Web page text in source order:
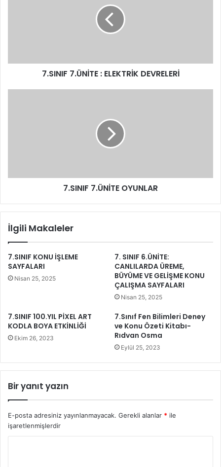
7.SINIF 7.ÜNİTE : ELEKTRİK DEVRELERİ
7.SINIF 7.ÜNİTE OYUNLAR
İlgili Makaleler
7.SINIF KONU İŞLEME
SAYFALARI
Nisan 25, 2025
7. SINIF 6.ÜNİTE:
CANLILARDA ÜREME,
BÜYÜME VE GELİŞME KONU
ÇALIŞMA SAYFALARI
Nisan 25, 2025
7.SINIF 100.YIL PİXEL ART
KODLA BOYA ETKİNLİĞİ
Ekim 26, 2023
7.Sınıf Fen Bilimleri Deney
ve Konu Özeti Kitabı-
Rıdvan Osma
Eylül 25, 2023
Bir yanıt yazın
E-posta adresiniz yayınlanmayacak. Gerekli alanlar * ile
işaretlenmişlerdir